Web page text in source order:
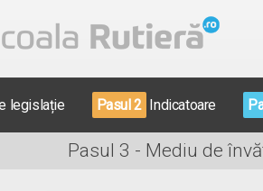
legislație Pasul 2 Indicatoare
Pasul 3 - Mediu de